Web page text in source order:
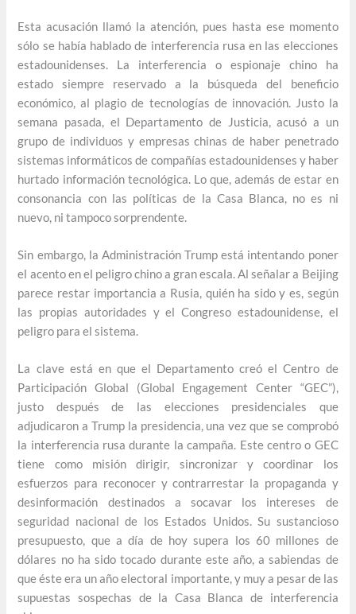
Esta acusación llamó la atención, pues hasta ese momento
sólo se había hablado de interferencia rusa en las elecciones
estadounidenses. La interferencia o espionaje chino ha
estado siempre reservado a la búsqueda del beneficio
económico, al plagio de tecnologías de innovación. Justo la
semana pasada, el Departamento de Justicia, acusó a un
grupo de individuos y empresas chinas de haber penetrado
sistemas informáticos de compañías estadounidenses y haber
hurtado información tecnológica. Lo que, además de estar en
consonancia con las políticas de la Casa Blanca, no es ni
nuevo, ni tampoco sorprendente.
Sin embargo, la Administración Trump está intentando poner
el acento en el peligro chino a gran escala. Al señalar a Beijing
parece restar importancia a Rusia, quién ha sido y es, según
las propias autoridades y el Congreso estadounidense, el
peligro para el sistema.
La clave está en que el Departamento creó el Centro de
Participación Global (Global Engagement Center “GEC”),
justo después de las elecciones presidenciales que
adjudicaron a Trump la presidencia, una vez que se comprobó
la interferencia rusa durante la campaña. Este centro o GEC
tiene como misión dirigir, sincronizar y coordinar los
esfuerzos para reconocer y contrarrestar la propaganda y
desinformación destinados a socavar los intereses de
seguridad nacional de los Estados Unidos. Su sustancioso
presupuesto, que a día de hoy supera los 60 millones de
dólares no ha sido tocado durante este año, a sabiendas de
que éste era un año electoral importante, y muy a pesar de las
supuestas sospechas de la Casa Blanca de interferencia